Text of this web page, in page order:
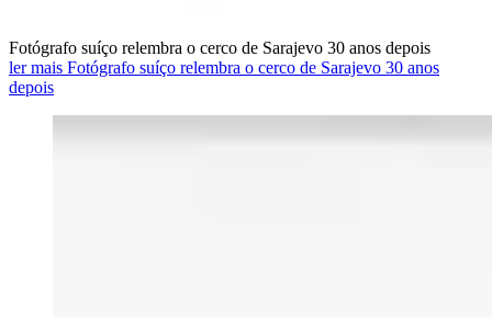
Fotógrafo suíço relembra o cerco de Sarajevo 30 anos depois
ler mais Fotógrafo suíço relembra o cerco de Sarajevo 30 anos
depois